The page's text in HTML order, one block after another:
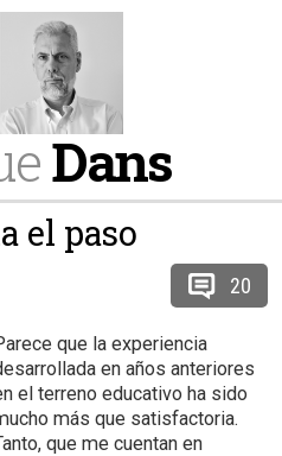
Dans
el paso
20
que la experiencia
en años anteriores
el terreno educativo ha sido
más que satisfactoria.
que me cuentan en